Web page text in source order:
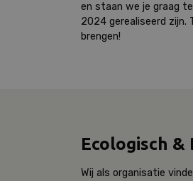
en staan we je graag
2024 gerealiseerd zijn.
brengen!
Ecologisch &
Wij als organisatie